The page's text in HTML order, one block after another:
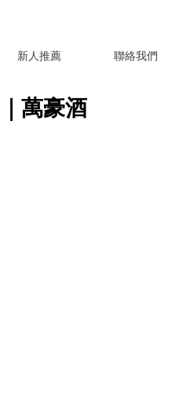
新人推薦 聯絡我們
萬豪酒